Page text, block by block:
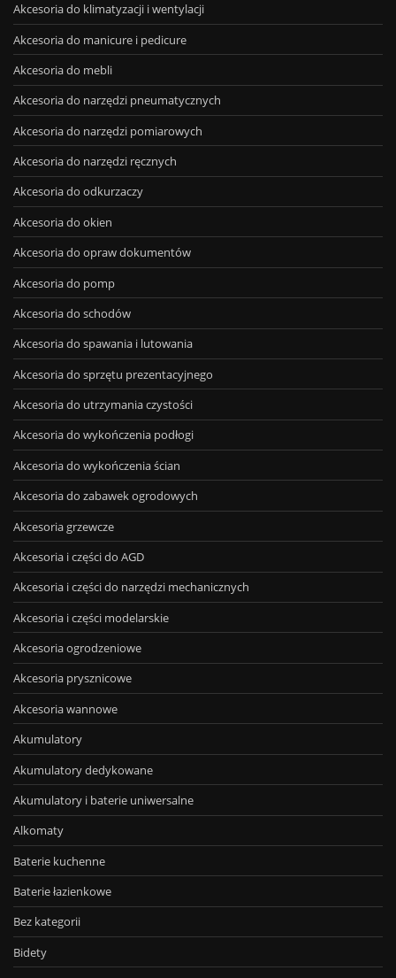
Akcesoria do klimatyzacji i wentylacji
Akcesoria do manicure i pedicure
Akcesoria do mebli
Akcesoria do narzędzi pneumatycznych
Akcesoria do narzędzi pomiarowych
Akcesoria do narzędzi ręcznych
Akcesoria do odkurzaczy
Akcesoria do okien
Akcesoria do opraw dokumentów
Akcesoria do pomp
Akcesoria do schodów
Akcesoria do spawania i lutowania
Akcesoria do sprzętu prezentacyjnego
Akcesoria do utrzymania czystości
Akcesoria do wykończenia podłogi
Akcesoria do wykończenia ścian
Akcesoria do zabawek ogrodowych
Akcesoria grzewcze
Akcesoria i części do AGD
Akcesoria i części do narzędzi mechanicznych
Akcesoria i części modelarskie
Akcesoria ogrodzeniowe
Akcesoria prysznicowe
Akcesoria wannowe
Akumulatory
Akumulatory dedykowane
Akumulatory i baterie uniwersalne
Alkomaty
Baterie kuchenne
Baterie łazienkowe
Bez kategorii
Bidety